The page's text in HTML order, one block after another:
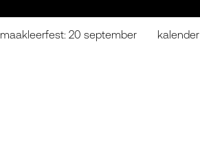
maakleerfest: 20 september kalender